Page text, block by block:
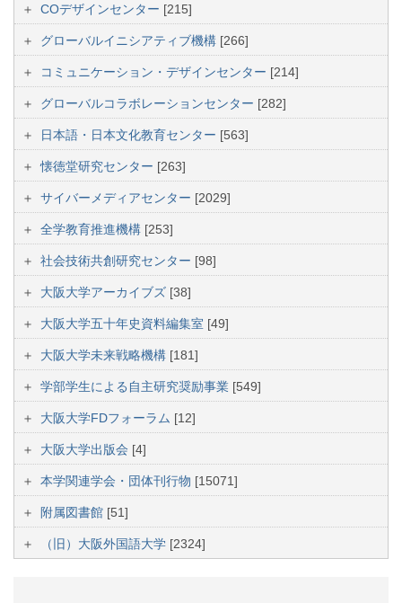
COデザインセンター [215]
グローバルイニシアティブ機構 [266]
コミュニケーション・デザインセンター [214]
グローバルコラボレーションセンター [282]
日本語・日本文化教育センター [563]
懐徳堂研究センター [263]
サイバーメディアセンター [2029]
全学教育推進機構 [253]
社会技術共創研究センター [98]
大阪大学アーカイブズ [38]
大阪大学五十年史資料編集室 [49]
大阪大学未来戦略機構 [181]
学部学生による自主研究奨励事業 [549]
大阪大学FDフォーラム [12]
大阪大学出版会 [4]
本学関連学会・団体刊行物 [15071]
附属図書館 [51]
（旧）大阪外国語大学 [2324]